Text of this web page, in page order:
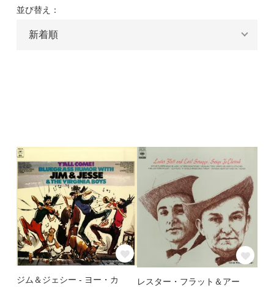
並び替え：
ジム＆ジェシー - ヨー・カ
レスター・フラット＆アー